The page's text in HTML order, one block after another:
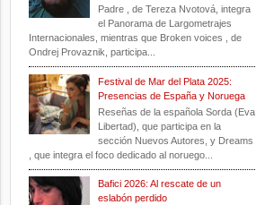
Padre , de Tereza Nvotová, integra
el Panorama de Largometrajes
Internacionales, mientras que Broken voices , de
Ondrej Provaznik, participa...
Festival de Mar del Plata 2025:
Presencias de España y Noruega
Reseñas de la española Sorda (Eva
Libertad), que participa en la
sección Nuevos Autores, y Dreams
, que integra el foco dedicado al noruego...
Bafici 2026: Al rescate de un
eslabón perdido